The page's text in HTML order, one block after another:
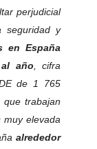
perjudicial
seguridad y
en España
año , cifra
de 1 765
que trabajan
elevada
alrededor